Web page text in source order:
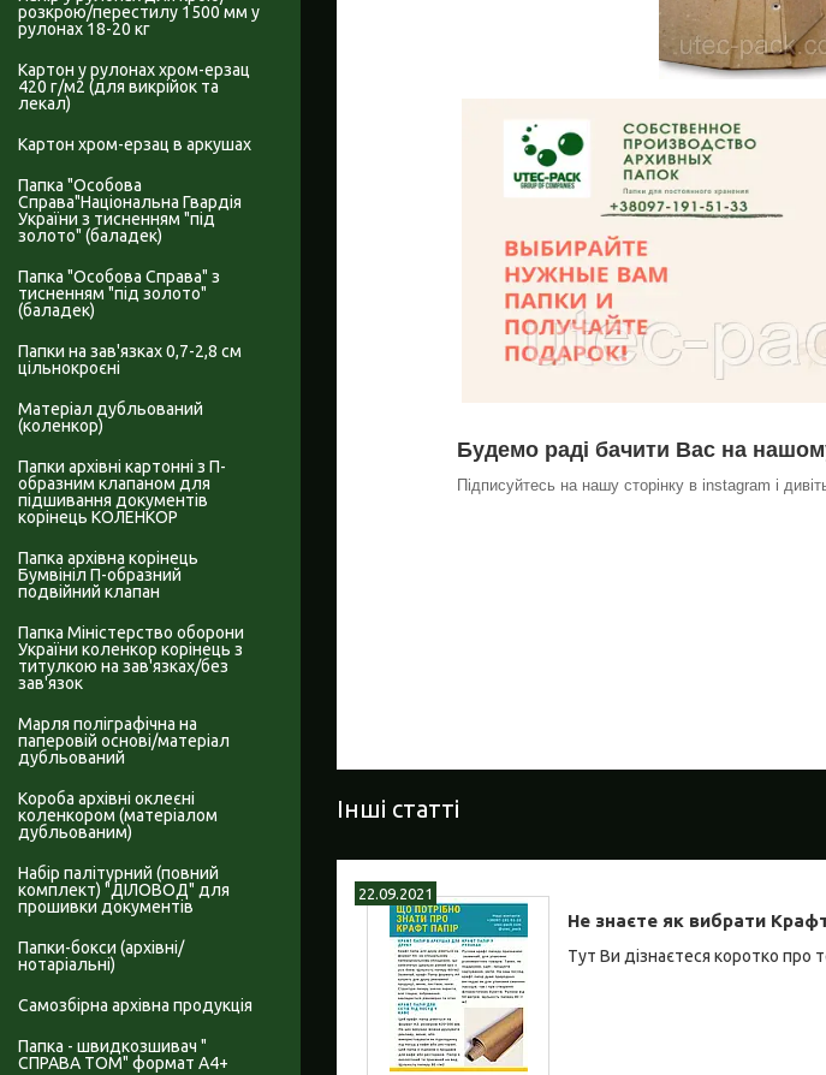
Будемо раді бачити Вас на
Підписуйтесь на нашу сторінку в instagram і
Інші статті
22.09.2021
Не знаєте як вибрати
Тут Ви дізнаєтеся коротко про
розкрою/перестилу 1500 мм у
рулонах 18-20 кг
Картон у рулонах хром-ерзац
420 г/м2 (для викрійок та
лекал)
Картон хром-ерзац в аркушах
Папка "Особова
Справа"Національна Гвардія
України з тисненням "під
золото" (баладек)
Папка "Особова Справа" з
тисненням "під золото"
(баладек)
Папки на зав'язках 0,7-2,8 см
цільнокроєні
Матеріал дубльований
(коленкор)
Папки архівні картонні з П-
образним клапаном для
підшивання документів
корінець КОЛЕНКОР
Папка архівна корінець
Бумвініл П-образний
подвійний клапан
Папка Міністерство оборони
України коленкор корінець з
титулкою на зав'язках/без
зав'язок
Марля поліграфічна на
паперовій основі/матеріал
дубльований
Короба архівні оклеєні
коленкором (матеріалом
дубльованим)
Набір палітурний (повний
комплект) "ДІЛОВОД" для
прошивки документів
Папки-бокси (архівні/
нотаріальні)
Самозбірна архівна продукція
Папка - швидкозшивач "
СПРАВА ТОМ" формат А4+